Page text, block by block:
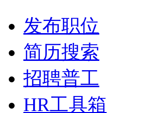
发布职位
简历搜索
招聘普工
HR工具箱